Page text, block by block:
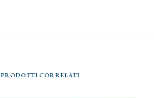
PRODOTTI CORRELATI